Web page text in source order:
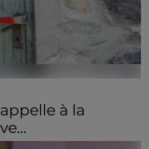
à la